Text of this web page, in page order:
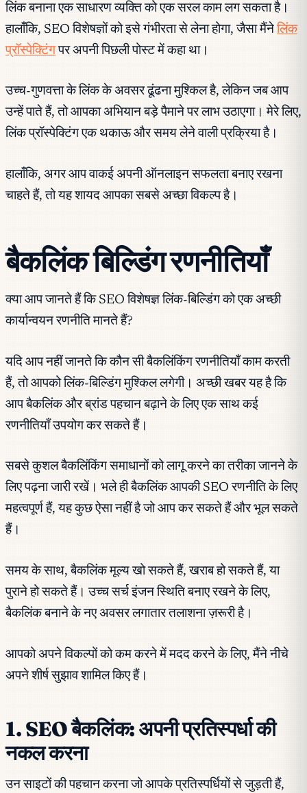
लिंक बनाना एक साधारण व्यक्ति को एक सरल काम लग सकता है।
हालाँकि, SEO विशेषज्ञों को इसे गंभीरता से लेना होगा, जैसा मैंनेलिंक
प्रॉस्पेक्टिंगपर अपनी पिछली पोस्ट में कहा था।
उच्च-गुणवत्ता के लिंक के अवसर ढूंढना मुश्किल है, लेकिन जब आप
उन्हें पाते हैं, तो आपका अभियान बड़े पैमाने पर लाभ उठाएगा। मेरे लिए,
लिंक प्रॉस्पेक्टिंग एक थकाऊ और समय लेने वाली प्रक्रिया है।
हालाँकि, अगर आप वाकई अपनी ऑनलाइन सफलता बनाए रखना
चाहते हैं, तो यह शायद आपका सबसे अच्छा विकल्प है।
बैकलिंक बिल्डिंग रणनीतियाँ
क्या आप जानते हैं कि SEO विशेषज्ञ लिंक-बिल्डिंग को एक अच्छी
कार्यान्वयन रणनीति मानते हैं?
यदि आप नहीं जानते कि कौन सी बैकलिंकिंग रणनीतियाँ काम करती
हैं, तो आपको लिंक-बिल्डिंग मुश्किल लगेगी। अच्छी खबर यह है कि
आप बैकलिंक और ब्रांड पहचान बढ़ाने के लिए एक साथ कई
रणनीतियाँ उपयोग कर सकते हैं।
सबसे कुशल बैकलिंकिंग समाधानों को लागू करने का तरीका जानने के
लिए पढ़ना जारी रखें। भले ही बैकलिंक आपकी SEO रणनीति के लिए
महत्वपूर्ण हैं, यह कुछ ऐसा नहीं है जो आप कर सकते हैं और भूल सकते
हैं।
समय के साथ, बैकलिंक मूल्य खो सकते हैं, खराब हो सकते हैं, या
पुराने हो सकते हैं। उच्च सर्च इंजन स्थिति बनाए रखने के लिए,
बैकलिंक बनाने के नए अवसर लगातार तलाशना ज़रूरी है।
आपको अपने विकल्पों को कम करने में मदद करने के लिए, मैंने नीचे
अपने शीर्ष सुझाव शामिल किए हैं।
1. SEO बैकलिंक: अपनी प्रतिस्पर्धा की
नकल करना
उन साइटों की पहचान करना जो आपके प्रतिस्पर्धियों से जुड़ती हैं,